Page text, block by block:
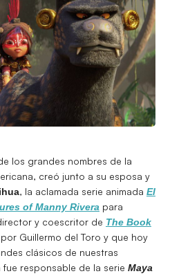
los grandes nombres de la
creó junto a su esposa y
, la aclamada serie animada El
of Manny Rivera para
y coescritor de The Book
Guillermo del Toro y que hoy
clásicos de nuestras
fue responsable de la serie Maya